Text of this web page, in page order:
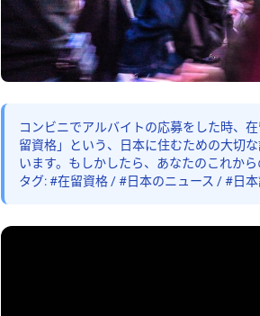
コンビニでアルバイトの応募をした時、
留資格」という、日本に住むための大切
います。もしかしたら、あなたのこれか
タグ: #在留資格 / #日本のニュース / #日